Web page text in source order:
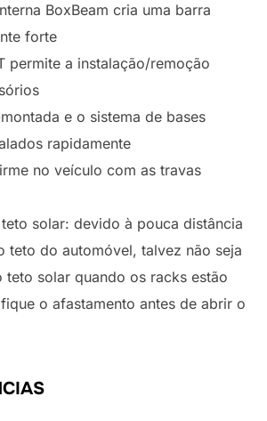
BoxBeam cria uma barra
forte
permite a instalação/remoção
e o sistema de bases
rapidamente
no veículo com as travas
solar: devido à pouca distância
teto do automóvel, talvez não seja
teto solar quando os racks estão
o afastamento antes de abrir o